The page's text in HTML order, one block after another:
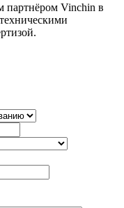
партнёром Vinchin в